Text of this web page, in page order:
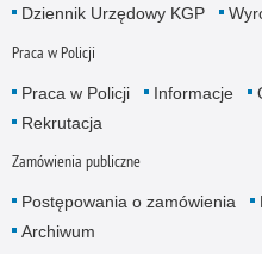
Dziennik Urzędowy KGP
Praca w Policji
Praca w Policji Informacje
Rekrutacja
Zamówienia publiczne
Postępowania o zamówienia
Archiwum